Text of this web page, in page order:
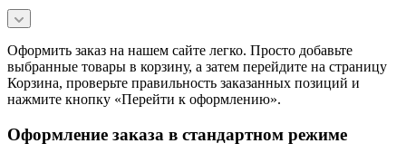
Оформить заказ на нашем сайте легко. Просто добавьте
выбранные товары в корзину, а затем перейдите на страницу
Корзина, проверьте правильность заказанных позиций и
нажмите кнопку «Перейти к оформлению».
Оформление заказа в стандартном режиме